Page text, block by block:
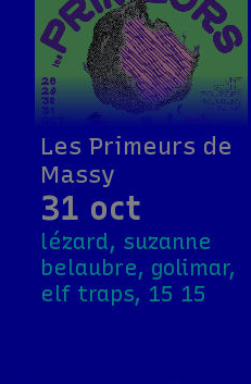
Les Primeurs de
Massy
31 oct
lézard, suzanne
belaubre, golimar,
elf traps, 15 15